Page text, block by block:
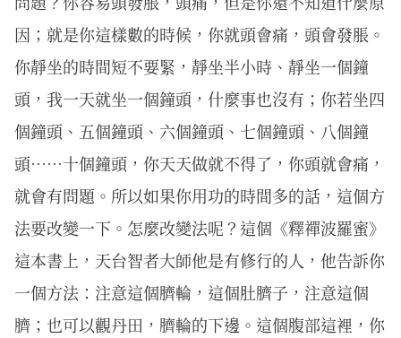
因；就是你這樣數的時候，你就頭會痛，頭會發脹。
你靜坐的時間短不要緊，靜坐半小時、靜坐一個鐘
頭，我一天就坐一個鐘頭，什麼事也沒有；你若坐四
個鐘頭、五個鐘頭、六個鐘頭、七個鐘頭、八個鐘
頭……十個鐘頭，你天天做就不得了，你頭就會痛，
就會有問題。所以如果你用功的時間多的話，這個方
法要改變一下。怎麼改變法呢？這個《釋禪波羅蜜》
這本書上，天台智者大師他是有修行的人，他告訴你
一個方法：注意這個臍輪，這個肚臍子，注意這個
臍；也可以觀丹田，臍輪的下邊。這個腹部這裡，你